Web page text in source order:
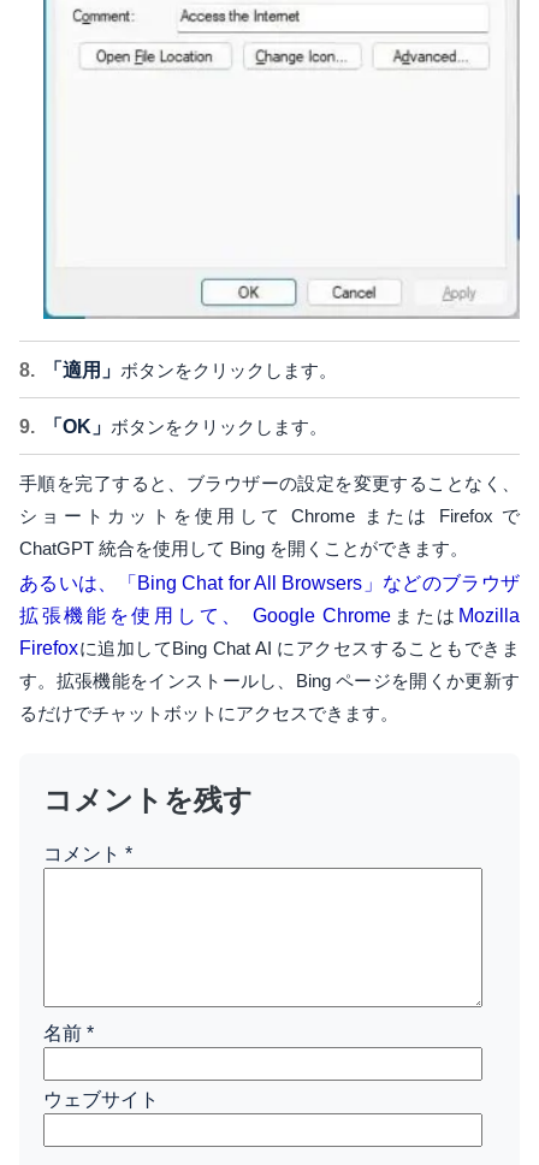
「適用」 ボタンをクリックします。
「OK」 ボタンをクリックします。
手順を完了すると、ブラウザーの設定を変更することなく、
ショートカットを使用して Chrome または Firefox で
ChatGPT 統合を使用して Bing を開くことができます。
あるいは、「Bing Chat for All Browsers」などのブラウザ
拡張機能を使用して、 Google Chrome または Mozilla
Firefoxに追加してBing Chat AI にアクセスすることもできま
す。拡張機能をインストールし、Bing ページを開くか更新す
るだけでチャットボットにアクセスできます。
コメントを残す
コメント *
名前 *
ウェブサイト